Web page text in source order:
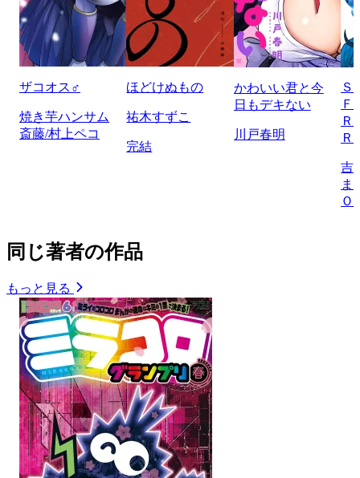
ザコオス♂
焼き芋ハンサム
斎藤/村上ペコ
ほどけぬもの
祐木すずこ
完結
かわいい君と今
日もデキない
川戸春明
Ｆ
Ｒ
吉
ま
Ｏ
同じ著者の作品
もっと見る